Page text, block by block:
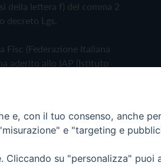
della lettera f) del comma 2
decreto Lgs.
Fisc (Federazione Italiana
aderito allo IAP (Istituto
Policy
e, con il tuo consenso, anche
e "targeting e
su "personalizza" puoi